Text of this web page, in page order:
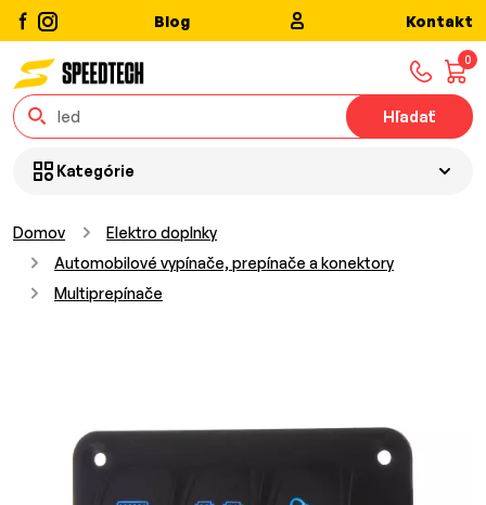
Blog Kontakt
0
Hľadať
Kategórie
Domov
Elektro doplnky
Automobilové vypínače, prepínače a konektory
Multiprepínače